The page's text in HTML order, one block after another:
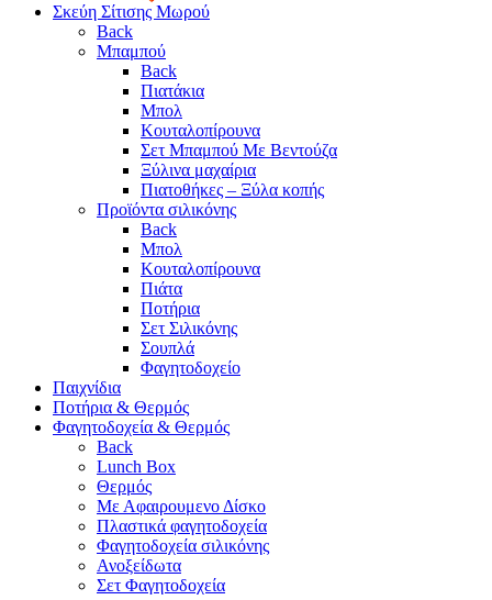
Σκεύη Σίτισης Μωρού
Back
Μπαμπού
Back
Πιατάκια
Μπολ
Κουταλοπίρουνα
Σετ Μπαμπού Με Βεντούζα
Ξύλινα μαχαίρια
Πιατοθήκες – Ξύλα κοπής
Προϊόντα σιλικόνης
Back
Μπολ
Κουταλοπίρουνα
Πιάτα
Ποτήρια
Σετ Σιλικόνης
Σουπλά
Φαγητοδοχείο
Παιχνίδια
Ποτήρια & Θερμός
Φαγητοδοχεία & Θερμός
Back
Lunch Box
Θερμός
Με Αφαιρουμενο Δίσκο
Πλαστικά φαγητοδοχεία
Φαγητοδοχεία σιλικόνης
Ανοξείδωτα
Σετ Φαγητοδοχεία